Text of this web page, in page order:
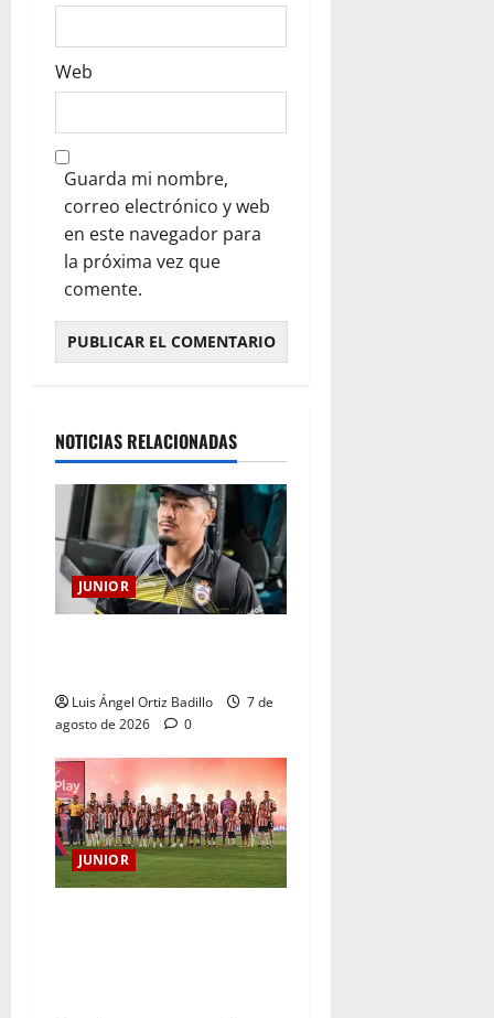
Web
Guarda mi nombre,
correo electrónico y web
en este navegador para
la próxima vez que
comente.
NOTICIAS RELACIONADAS
JUNIOR
Luis Ángel Ortiz Badillo
7 de
agosto de 2026
0
JUNIOR